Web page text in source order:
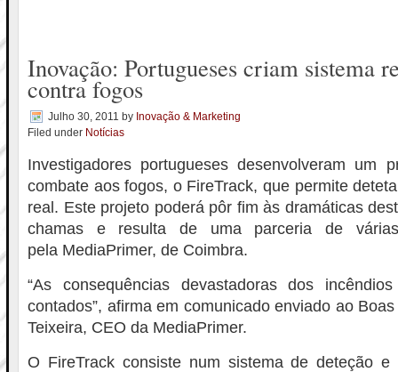
Inovação: Portugueses criam sistema
contra fogos
Julho 30, 2011 by Inovação & Marketing
Filed under Notícias
Investigadores portugueses desenvolveram um
combate aos fogos, o FireTrack, que permite
real. Este projeto poderá pôr fim às dramáticas
chamas e resulta de uma parceria de
pela MediaPrimer, de Coimbra.
“As consequências devastadoras dos
contados”, afirma em comunicado enviado ao
Teixeira, CEO da MediaPrimer.
O FireTrack consiste num sistema de deteção e